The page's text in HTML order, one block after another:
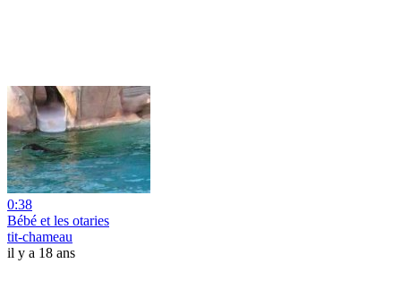
0:38
Bébé et les otaries
tit-chameau
il y a 18 ans